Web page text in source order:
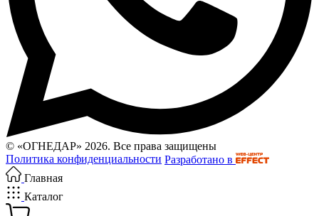
© «ОГНЕДАР» 2026. Все права защищены
Политика конфиденциальности Разработано в
Главная
Каталог